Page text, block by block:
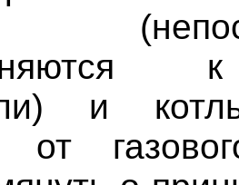
и
от